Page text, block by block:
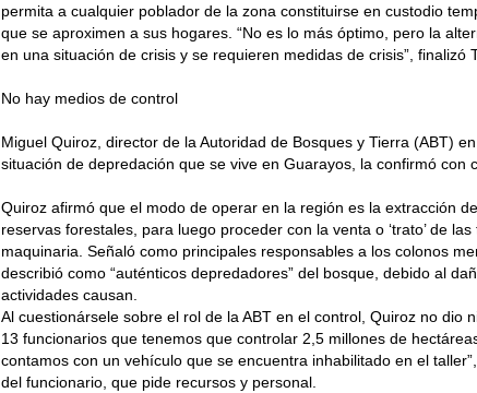
permita a cualquier poblador de la zona constituirse en custodio
que se aproximen a sus hogares. “No es lo más óptimo, pero la
en una situación de crisis y se requieren medidas de crisis”, finalizó
No hay medios de control
Miguel Quiroz, director de la Autoridad de Bosques y Tierra (ABT)
situación de depredación que se vive en Guarayos, la confirmó con
Quiroz afirmó que el modo de operar en la región es la extracción
reservas forestales, para luego proceder con la venta o ‘trato’ de
maquinaria. Señaló como principales responsables a los colonos
describió como “auténticos depredadores” del bosque, debido al
actividades causan.
Al cuestionársele sobre el rol de la ABT en el control, Quiroz no dio
13 funcionarios que tenemos que controlar 2,5 millones de
contamos con un vehículo que se encuentra inhabilitado en el
del funcionario, que pide recursos y personal.